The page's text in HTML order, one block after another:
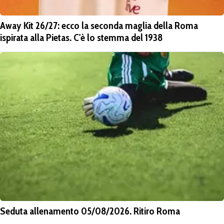
Away Kit 26/27: ecco la seconda maglia della Roma
ispirata alla Pietas. C'è lo stemma del 1938
Seduta allenamento 05/08/2026. Ritiro Roma